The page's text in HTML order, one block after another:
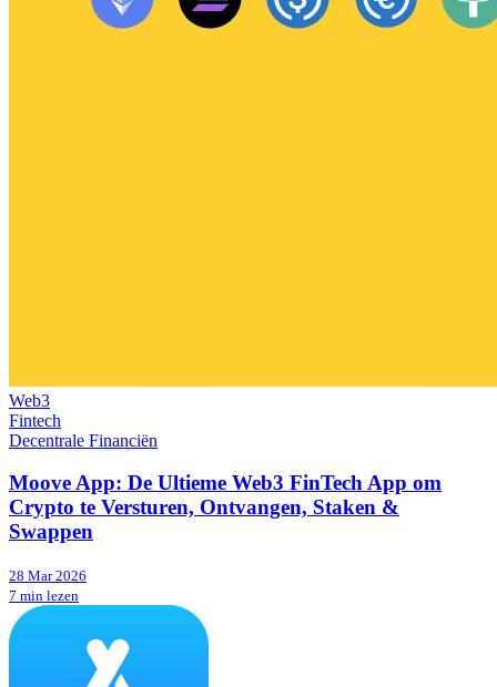
Web3
Fintech
Decentrale Financiën
Moove App: De Ultieme Web3 FinTech App om
Crypto te Versturen, Ontvangen, Staken &
Swappen
28 Mar 2026
7 min lezen